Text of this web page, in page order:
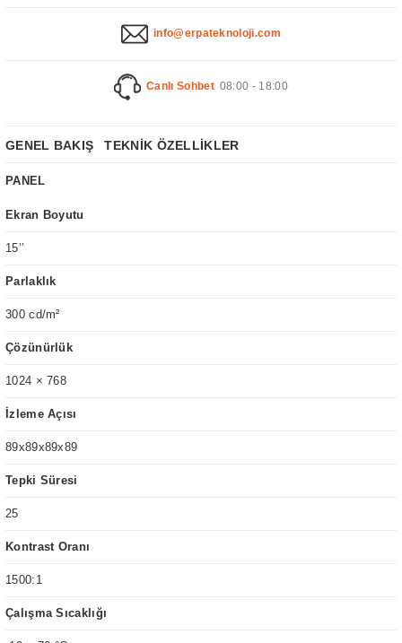
info@erpateknoloji.com
Canlı Sohbet 08:00 - 18:00
GENEL BAKIŞ TEKNİK ÖZELLİKLER
PANEL
Ekran Boyutu
15’’
Parlaklık
300 cd/m²
Çözünürlük
1024 × 768
İzleme Açısı
89x89x89x89
Tepki Süresi
25
Kontrast Oranı
1500:1
Çalışma Sıcaklığı